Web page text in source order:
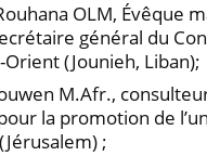
OLM, Évêque
général du
(Jounieh, Liban);
M.Afr.,
la promotion de
;